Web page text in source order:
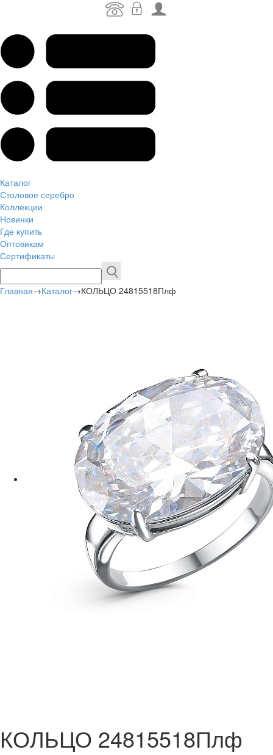
Каталог
Столовое серебро
Коллекции
Новинки
Где купить
Оптовикам
Сертификаты
Главная→Каталог→КОЛЬЦО 24815518Плф
КОЛЬЦО 24815518Плф